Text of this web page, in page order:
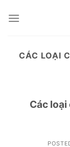
CÁC LOẠI
Các